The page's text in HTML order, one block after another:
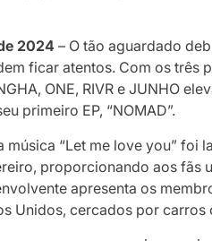
2024 – O tão aguardado
ficar atentos. Com os três
ONE, RIVR e JUNHO
primeiro EP, “NOMAD”.
música “Let me love you” foi
proporcionando aos fãs
apresenta os
Unidos, cercados por